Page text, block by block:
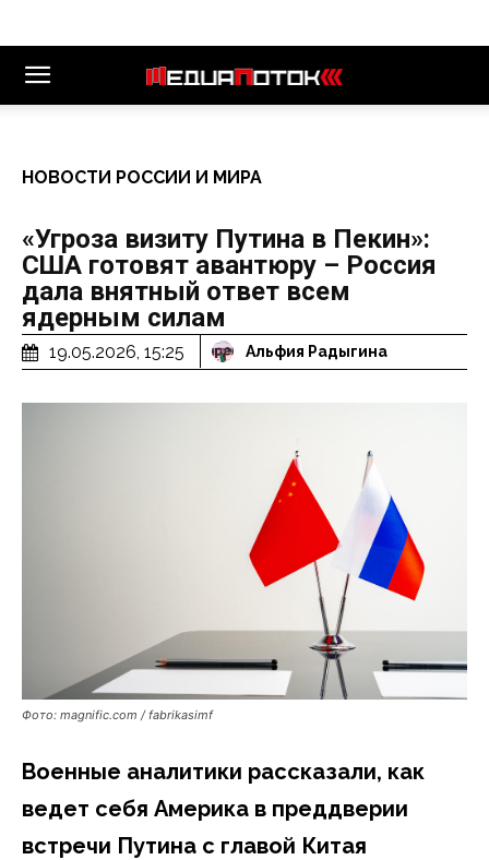
НОВОСТИ РОССИИ И МИРА
«Угроза визиту Путина в Пекин»:
США готовят авантюру – Россия
дала внятный ответ всем
ядерным силам
19.05.2026, 15:25 Альфия Радыгина
Фото: magnific.com / fabrikasimf
Военные аналитики рассказали, как
ведет себя Америка в преддверии
встречи Путина с главой Китая